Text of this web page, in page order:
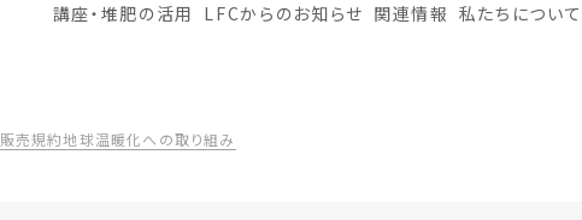
講座・堆肥の活用 LFCからのお知らせ 関連情報 私たちについて
販売規約地球温暖化への取り組み